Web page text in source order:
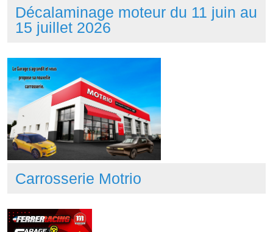
Décalaminage moteur du 11 juin au
15 juillet 2026
Carrosserie Motrio